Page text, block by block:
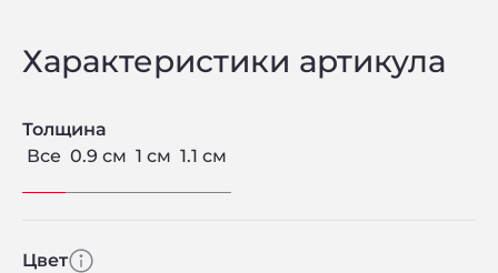
Характеристики артикула
Толщина
Все 0.9 см 1 см 1.1 см
Цвет